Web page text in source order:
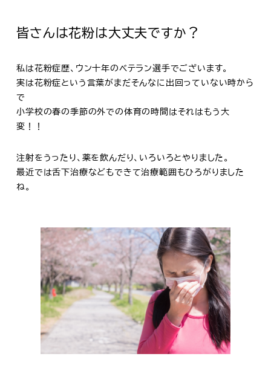
皆さんは花粉は大丈夫ですか？
私は花粉症歴、ウン十年のベテラン選手でございます。
実は花粉症という言葉がまだそんなに出回っていない時から
で
小学校の春の季節の外での体育の時間はそれはもう大
変！！
注射をうったり、薬を飲んだり、いろいろとやりました。
最近では舌下治療などもできて治療範囲もひろがりました
ね。